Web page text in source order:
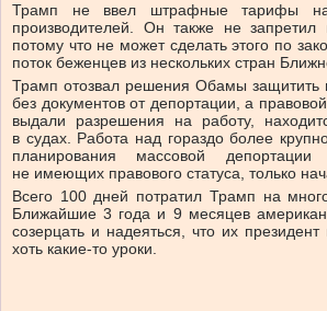
Трамп не ввел штрафные тарифы на
производителей. Он также не запретил
потому что не может сделать этого по
поток беженцев из нескольких стран
Трамп отозвал решения Обамы защитить
без документов от депортации, а
выдали разрешения на работу,
в судах. Работа над гораздо более
планирования массовой депортации
не имеющих правового статуса, только
Всего 100 дней потратил Трамп на
Ближайшие 3 года и 9 месяцев
созерцать и надеяться, что их президент
хоть какие-то уроки.